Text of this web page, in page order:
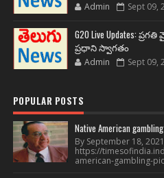
Admin Sept 09,
G20 Live Updates:
ప్రధాని స్వాగతం
Admin Sept 09,
POPULAR POSTS
Native American
By September 18,
https://
american-gambling-